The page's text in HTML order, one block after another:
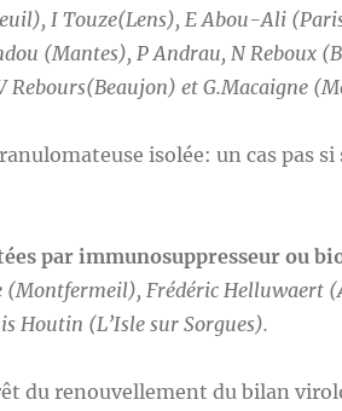
I Touze(Lens), E Abou-Ali
(Mantes), P Andrau, N Reboux
Rebours(Beaujon) et G.Macaigne
isolée: un cas pas
par immunosuppresseur ou
(Montfermeil), Frédéric Helluwaert
Houtin (L’Isle sur Sorgues).
du renouvellement du bilan